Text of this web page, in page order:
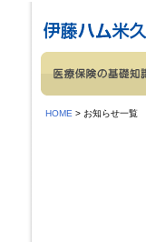
HOME > お知らせ一覧